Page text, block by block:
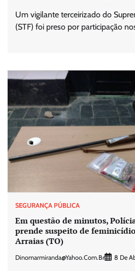
Um vigilante terceirizado do
(STF) foi preso por participação
SEGURANÇA PÚBLICA
Em questão de minutos,
prende suspeito de
Arraias (TO)
Dinomarmiranda@yahoo.com.br 8 De